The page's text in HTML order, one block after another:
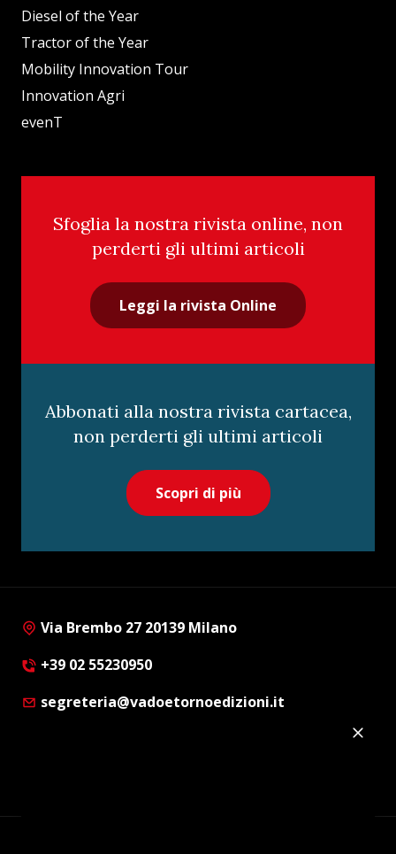
Diesel of the Year
Tractor of the Year
Mobility Innovation Tour
Innovation Agri
evenT
Sfoglia la nostra rivista online, non
perderti gli ultimi articoli
Leggi la rivista Online
Abbonati alla nostra rivista cartacea,
non perderti gli ultimi articoli
Scopri di più
Via Brembo 27 20139 Milano
+39 02 55230950
segreteria@vadoetornoedizioni.it